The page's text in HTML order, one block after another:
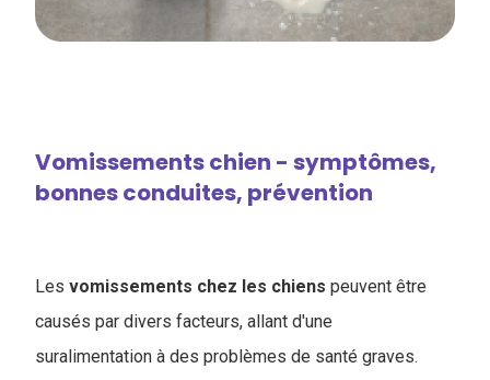
Vomissements chien - symptômes,
bonnes conduites, prévention
Les vomissements chez les chiens peuvent être
causés par divers facteurs, allant d'une
suralimentation à des problèmes de santé graves.